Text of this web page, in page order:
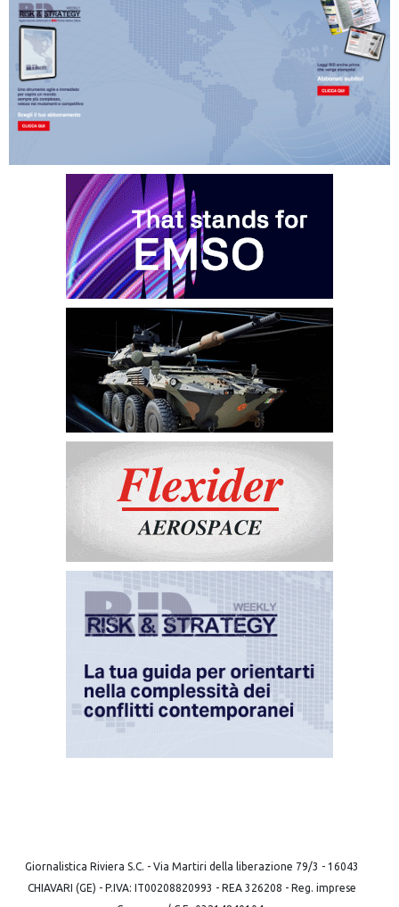
Giornalistica Riviera S.C. - Via Martiri della liberazione 79/3 - 16043
CHIAVARI (GE) - P.IVA: IT00208820993 - REA 326208 - Reg. imprese